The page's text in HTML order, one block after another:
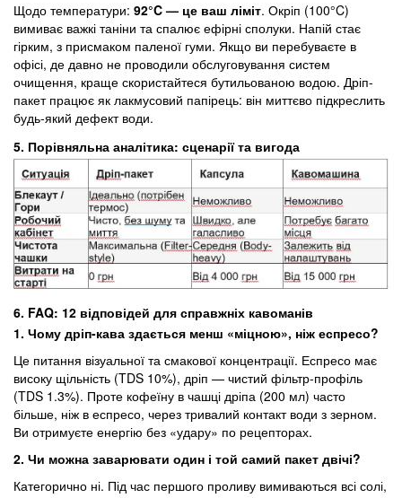
Щодо температури: 92°C — це ваш ліміт. Окріп (100°C)
вимиває важкі таніни та спалює ефірні сполуки. Напій стає
гірким, з присмаком паленої гуми. Якщо ви перебуваєте в
офісі, де давно не проводили обслуговування систем
очищення, краще скористайтеся бутильованою водою. Дріп-
пакет працює як лакмусовий папірець: він миттєво підкреслить
будь-який дефект води.
5. Порівняльна аналітика: сценарії та вигода
6. FAQ: 12 відповідей для справжніх кавоманів
1. Чому дріп-кава здається менш «міцною», ніж еспресо?
Це питання візуальної та смакової концентрації. Еспресо має
високу щільність (TDS 10%), дріп — чистий фільтр-профіль
(TDS 1.3%). Проте кофеїну в чашці дріпа (200 мл) часто
більше, ніж в еспресо, через тривалий контакт води з зерном.
Ви отримуєте енергію без «удару» по рецепторах.
2. Чи можна заварювати один і той самий пакет двічі?
Категорично ні. Під час першого проливу вимиваються всі солі,